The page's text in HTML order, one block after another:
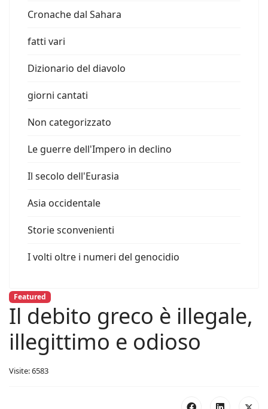
Cronache dal Sahara
fatti vari
Dizionario del diavolo
giorni cantati
Non categorizzato
Le guerre dell'Impero in declino
Il secolo dell'Eurasia
Asia occidentale
Storie sconvenienti
I volti oltre i numeri del genocidio
Featured
Il debito greco è illegale,
illegittimo e odioso
Visite: 6583